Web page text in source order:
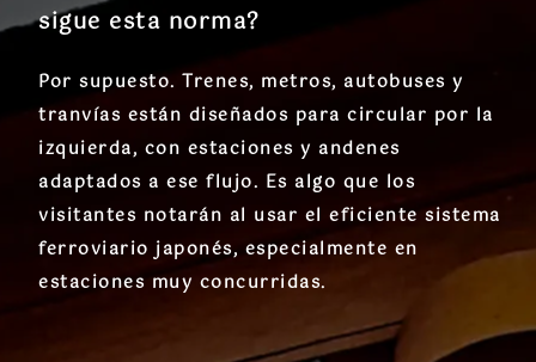
sigue esta norma?
Por supuesto. Trenes, metros, autobuses y
tranvías están diseñados para circular por la
izquierda, con estaciones y andenes
adaptados a ese flujo. Es algo que los
visitantes notarán al usar el eficiente sistema
ferroviario japonés, especialmente en
estaciones muy concurridas.